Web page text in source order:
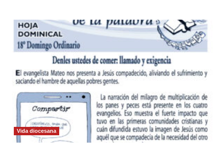
Vida diocesana